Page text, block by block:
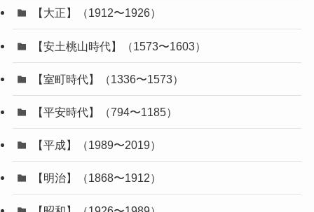
【大正】（1912〜1926）
【安土桃山時代】（1573〜1603）
【室町時代】（1336〜1573）
【平安時代】（794〜1185）
【平成】（1989〜2019）
【明治】（1868〜1912）